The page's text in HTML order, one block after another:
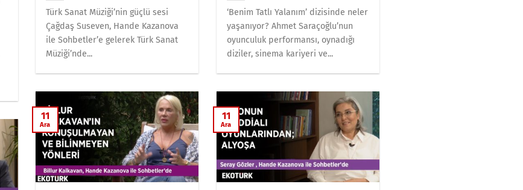
Türk Sanat Müziği’nin güçlü sesi
Çağdaş Suseven, Hande Kazanova
ile Sohbetler’e gelerek Türk Sanat
Müziği’nde...
‘Benim Tatlı Yalanım’ dizisinde neler
yaşanıyor? Ahmet Saraçoğlu’nun
oyunculuk performansı, oynadığı
diziler, sinema kariyeri ve...
11
Ara
11
Ara